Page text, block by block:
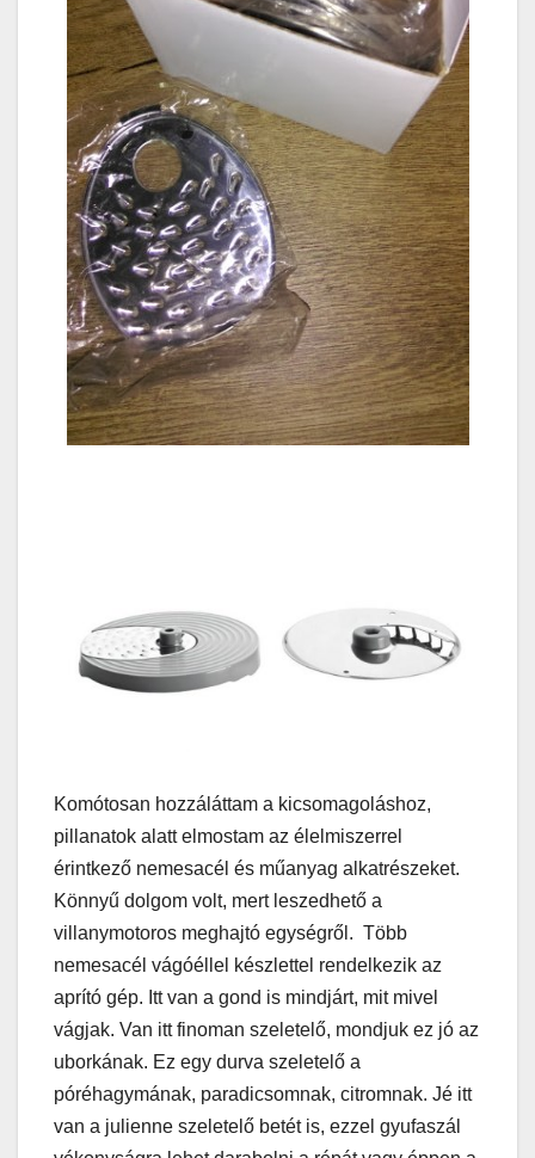
Komótosan hozzáláttam a kicsomagoláshoz,
pillanatok alatt elmostam az élelmiszerrel
érintkező nemesacél és műanyag alkatrészeket.
Könnyű dolgom volt, mert leszedhető a
villanymotoros meghajtó egységről. Több
nemesacél vágóéllel készlettel rendelkezik az
aprító gép. Itt van a gond is mindjárt, mit mivel
vágjak. Van itt finoman szeletelő, mondjuk ez jó az
uborkának. Ez egy durva szeletelő a
póréhagymának, paradicsomnak, citromnak. Jé itt
van a julienne szeletelő betét is, ezzel gyufaszál